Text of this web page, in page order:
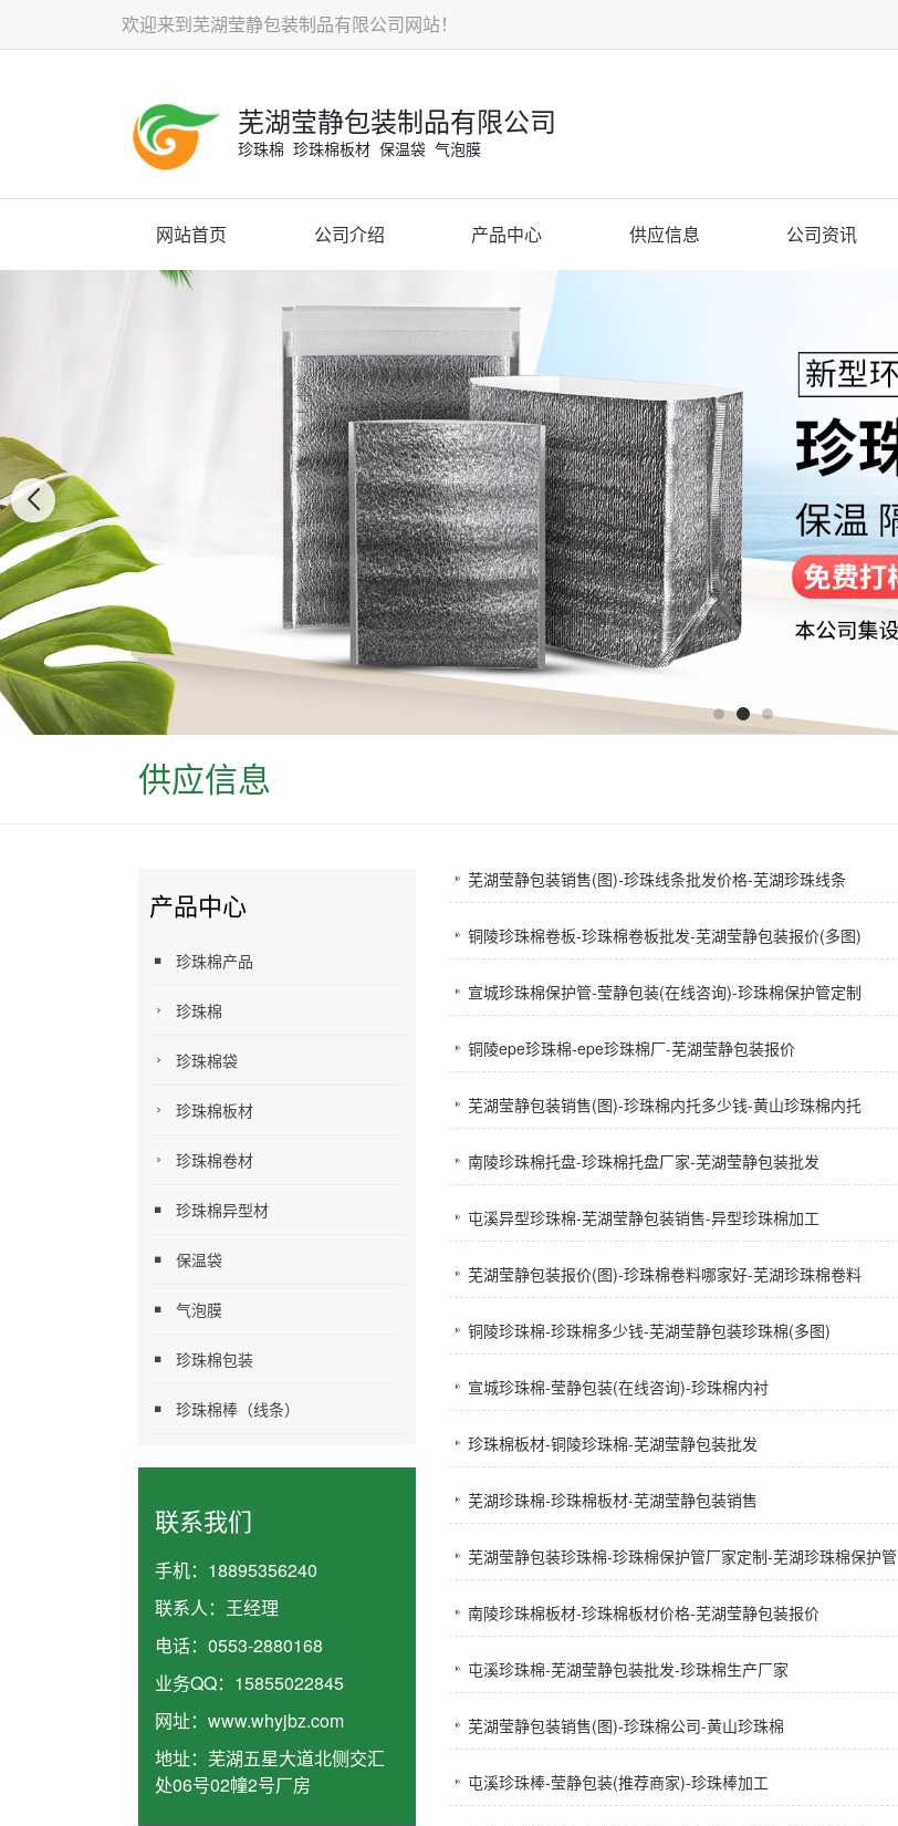
欢迎来到芜湖莹静包装制品有限公司网站！
芜湖莹静包装制品有限公司
珍珠棉 珍珠棉板材 保温袋 气泡膜
网站首页 公司介绍 产品中心 供应信息 公司资讯
供应信息
产品中心
珍珠棉产品
珍珠棉
珍珠棉袋
珍珠棉板材
珍珠棉卷材
珍珠棉异型材
保温袋
气泡膜
珍珠棉包装
珍珠棉棒（线条）
联系我们
手机： 18895356240
联系人： 王经理
电话： 0553-2880168
业务QQ： 15855022845
网址： www.whyjbz.com
地址： 芜湖五星大道北侧交汇
处06号02幢2号厂房
芜湖莹静包装销售(图)-珍珠线条批发价格-芜湖珍珠线条
铜陵珍珠棉卷板-珍珠棉卷板批发-芜湖莹静包装报价(多图)
宣城珍珠棉保护管-莹静包装(在线咨询)-珍珠棉保护管定制
铜陵epe珍珠棉-epe珍珠棉厂-芜湖莹静包装报价
芜湖莹静包装销售(图)-珍珠棉内托多少钱-黄山珍珠棉内托
南陵珍珠棉托盘-珍珠棉托盘厂家-芜湖莹静包装批发
屯溪异型珍珠棉-芜湖莹静包装销售-异型珍珠棉加工
芜湖莹静包装报价(图)-珍珠棉卷料哪家好-芜湖珍珠棉卷料
铜陵珍珠棉-珍珠棉多少钱-芜湖莹静包装珍珠棉(多图)
宣城珍珠棉-莹静包装(在线咨询)-珍珠棉内衬
珍珠棉板材-铜陵珍珠棉-芜湖莹静包装批发
芜湖珍珠棉-珍珠棉板材-芜湖莹静包装销售
芜湖莹静包装珍珠棉-珍珠棉保护管厂家定制-芜湖珍珠棉保护管
南陵珍珠棉板材-珍珠棉板材价格-芜湖莹静包装报价
屯溪珍珠棉-芜湖莹静包装批发-珍珠棉生产厂家
芜湖莹静包装销售(图)-珍珠棉公司-黄山珍珠棉
屯溪珍珠棒-莹静包装(推荐商家)-珍珠棒加工